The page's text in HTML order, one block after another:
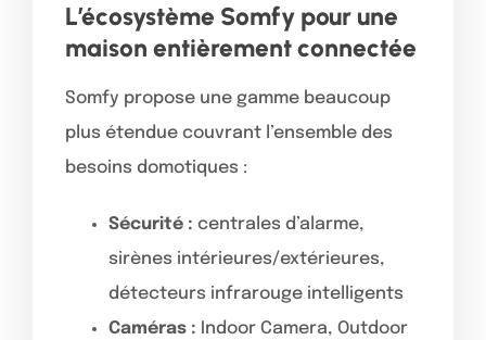
L’écosystème Somfy pour une
maison entièrement connectée
Somfy propose une gamme beaucoup
plus étendue couvrant l’ensemble des
besoins domotiques :
Sécurité : centrales d’alarme,
sirènes intérieures/extérieures,
détecteurs infrarouge intelligents
Caméras : Indoor Camera, Outdoor